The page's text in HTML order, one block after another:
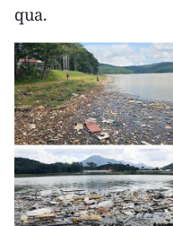
MỘT SẢN PHẨM
RADIO
MEDIA CENTER
E-Magazine
Video
qua.